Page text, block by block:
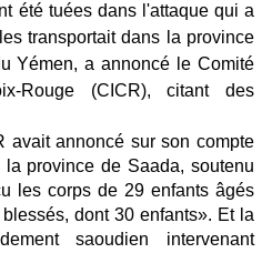
été tuées dans l'attaque qui a
transportait dans la province
Yémen, a annoncé le Comité
Rouge (CICR), citant des
avait annoncé sur son compte
province de Saada, soutenu
les corps de 29 enfants âgés
dont 30 enfants». Et la
saoudien intervenant